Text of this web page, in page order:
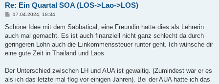
Re: Ein Quartal SOA (LOS->Lao->LOS)
B
i
r
a
17.04.2024, 18:34
Schöne Idee mit dem Sabbatical, eine Freundin hatte dies als Lehrerin
auch mal gemacht. Es ist auch finanziell nicht ganz schlecht da durch
geringeren Lohn auch die Einkommenssteuer runter geht. Ich wünsche dir
eine gute Zeit in Thailand und Laos.
Der Unterschied zwischen LH und AUA ist gewaltig. (Zumindest war er es
als ich das letzte mal flog vor einigen Jahren). Bei der AUA hatte ich das